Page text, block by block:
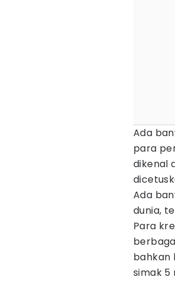
Ada
para
dikenal
Ada
dunia,
Para
bahkan
simak 5